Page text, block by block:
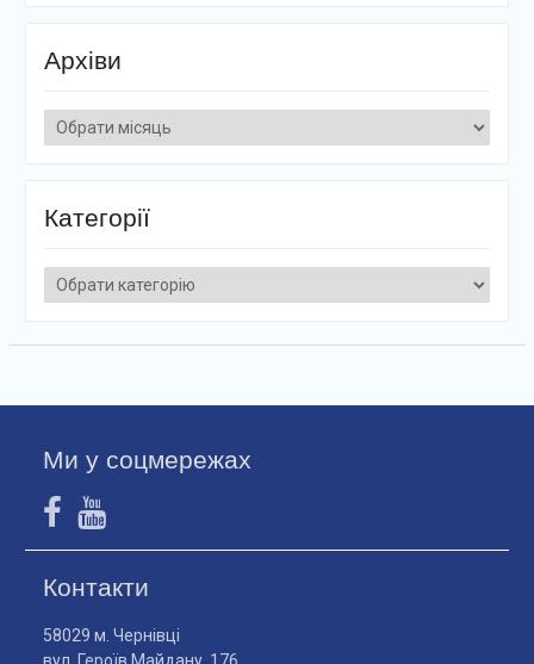
Архіви
Архіви
Категорії
Категорії
Ми у соцмережах
Контакти
58029 м. Чернівці